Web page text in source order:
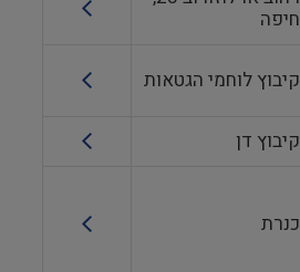
חיפה
קיבוץ לוחמי הגטאות
קיבוץ דן
כנרת